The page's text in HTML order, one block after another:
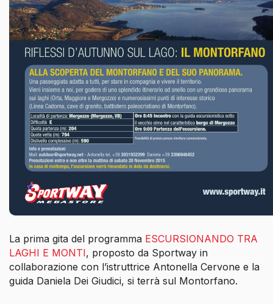
La prima gita del programma ESCURSIONANDO TRA
LAGHI E MONTI, proposto da Sportway in
collaborazione con l’istruttrice Antonella Cervone e la
guida Daniela Dei Giudici, si terrà sul Montorfano.